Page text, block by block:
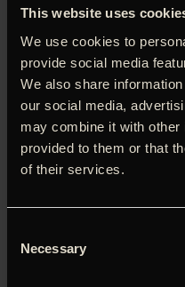
This website uses
We use cookies to
provide social media
We also share
our social media,
may combine it with other
provided to them or that
of their services.
Selection
Necessary
Nabolandskanalerne og
Tysktime‘ – efterfulgt af
skuespiller Sonja Richer,
Arrangementet er en del
DEUTSCHSTUNDE (
SCHWOCHOW
Søndag 20. september kl.
filmatiseret af Christian
billeder, med Sonja
ved det danske vadehav.